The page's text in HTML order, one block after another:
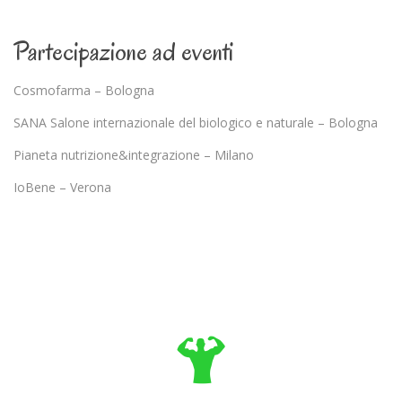
Partecipazione ad eventi
Cosmofarma – Bologna
SANA Salone internazionale del biologico e naturale – Bologna
Pianeta nutrizione&integrazione – Milano
IoBene – Verona